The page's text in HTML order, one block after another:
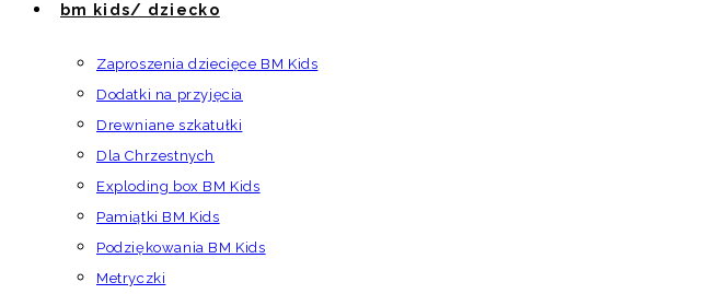
bm kids/ dziecko
Zaproszenia dziecięce BM Kids
Dodatki na przyjęcia
Drewniane szkatułki
Dla Chrzestnych
Exploding box BM Kids
Pamiątki BM Kids
Podziękowania BM Kids
Metryczki